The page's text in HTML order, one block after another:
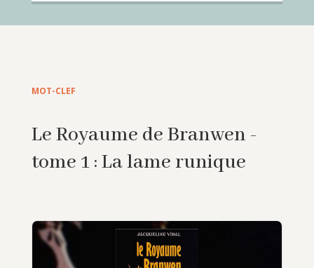
MOT-CLEF
Le Royaume de Branwen -
tome 1 : La lame runique